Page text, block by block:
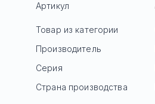
Артикул
Товар из категории
Производитель
Серия
Страна производства